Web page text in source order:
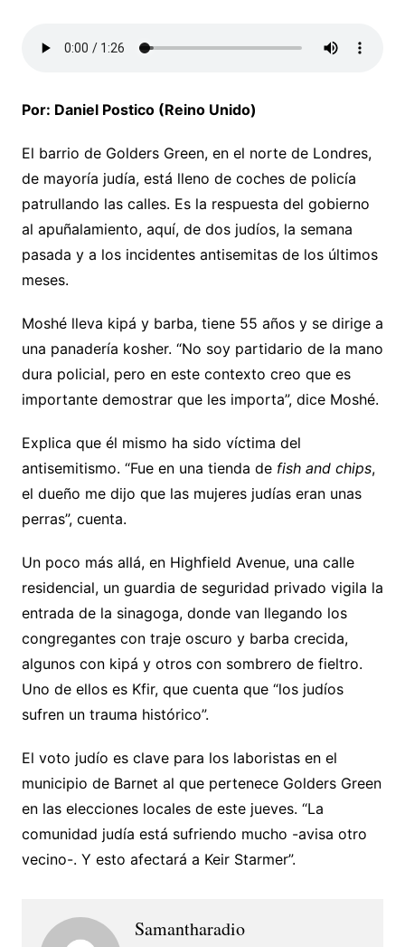
Por: Daniel Postico (Reino Unido)
El barrio de Golders Green, en el norte de Londres,
de mayoría judía, está lleno de coches de policía
patrullando las calles. Es la respuesta del gobierno
al apuñalamiento, aquí, de dos judíos, la semana
pasada y a los incidentes antisemitas de los últimos
meses.
Moshé lleva kipá y barba, tiene 55 años y se dirige a
una panadería kosher. “No soy partidario de la mano
dura policial, pero en este contexto creo que es
importante demostrar que les importa”, dice Moshé.
Explica que él mismo ha sido víctima del
antisemitismo. “Fue en una tienda de fish and chips,
el dueño me dijo que las mujeres judías eran unas
perras”, cuenta.
Un poco más allá, en Highfield Avenue, una calle
residencial, un guardia de seguridad privado vigila la
entrada de la sinagoga, donde van llegando los
congregantes con traje oscuro y barba crecida,
algunos con kipá y otros con sombrero de fieltro.
Uno de ellos es Kfir, que cuenta que “los judíos
sufren un trauma histórico”.
El voto judío es clave para los laboristas en el
municipio de Barnet al que pertenece Golders Green
en las elecciones locales de este jueves. “La
comunidad judía está sufriendo mucho -avisa otro
vecino-. Y esto afectará a Keir Starmer”.
Samantharadio